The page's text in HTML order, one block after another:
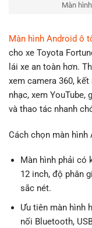
Màn
Màn hình Android ô
cho xe Toyota
lái xe an toàn hơn.
xem camera 360,
nhạc, xem
và thao tác nhanh
Cách chọn màn hình
Màn hình phải có
12 inch, độ phân
sắc nét.
Ưu tiên màn hình
nối Bluetooth,